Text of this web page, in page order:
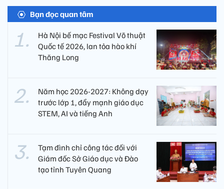
Bạn đọc quan tâm
Hà Nội bế mạc Festival Võ thuật
Quốc tế 2026, lan tỏa hào khí
Thăng Long
Năm học 2026-2027: Không dạy
trước lớp 1, đẩy mạnh giáo dục
STEM, AI và tiếng Anh
Tạm đình chỉ công tác đối với
Giám đốc Sở Giáo dục và Đào
tạo tỉnh Tuyên Quang